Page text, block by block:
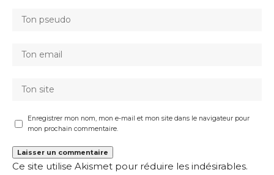
Enregistrer mon nom, mon e-mail et mon site dans le navigateur pour
mon prochain commentaire.
Ce site utilise Akismet pour réduire les indésirables.